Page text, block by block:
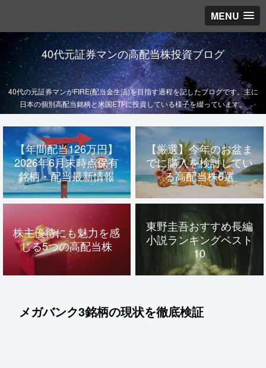
MENU
40代元証券マンの高配当株投資ブログ
40代の元証券マンがFIRE(配当金生活)を目指す過程を記したブログです。主に
日本の個別高配当銘柄と米国ETFに投資している様子を綴っています。
【年間配当126万円】
2026年6月末時点保有
銘柄・配当最新情報
【厳選】今年のお盆ま
でに購入を検討してい
る高配当株6選
株主優待にも魅力を感
じる5つの高配当株
東野圭吾おすすめ長編
小説ランキングベスト
10
メガバンク3銘柄の現状を徹底検証